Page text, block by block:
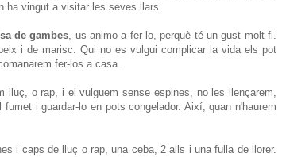
ha vingut a visitar les seves llars.
de gambes, us animo a fer-lo, perquè té un gust molt fi.
i de marisc. Qui no es vulgui complicar la vida els pot
fer-los a casa.
lluç, o rap, i el vulguem sense espines, no les llençarem,
i guardar-lo en pots congelador. Així, quan n'haurem
i caps de lluç o rap, una ceba, 2 alls i una fulla de llorer.